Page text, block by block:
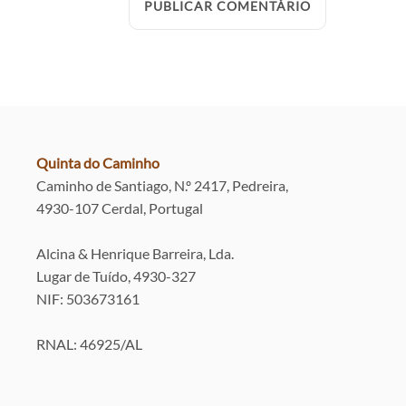
Quinta do Caminho
Caminho de Santiago, N.º 2417, Pedreira,
4930-107 Cerdal, Portugal
Alcina & Henrique Barreira, Lda.
Lugar de Tuído, 4930-327
NIF: 503673161
RNAL: 46925/AL